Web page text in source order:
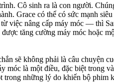
Cô sinh ra là con người.
Grace có thể có sức mạnh
việc nâng cấp máy móc — thì
tăng cường máy móc hoặc
sẽ không phải là câu
là một điều, đặc biệt trong
trong những lý do khiến bộ